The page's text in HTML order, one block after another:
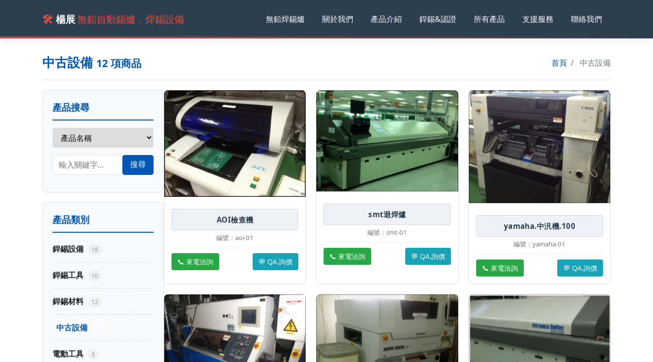
🛠️ 楊展無鉛自動錫爐．焊錫設備 無鉛焊錫爐 關於我們 產品介紹 銲錫&認證 所有產品 支援服務 聯絡我們
中古設備 12 項商品 首頁 中古設備
產品搜尋
搜尋
產品類別
銲錫設備 18
銲錫工具 10
銲錫材料 12
中古設備
電動工具 3
AOI檢查機
編號：aoi-01
📞 來電洽詢 💬 QA.詢價
smt迴焊爐
編號：smt-01
📞 來電洽詢 💬 QA.詢價
yamaha.中汎機.100
編號：yamaha-01
📞 來電洽詢 💬 QA.詢價